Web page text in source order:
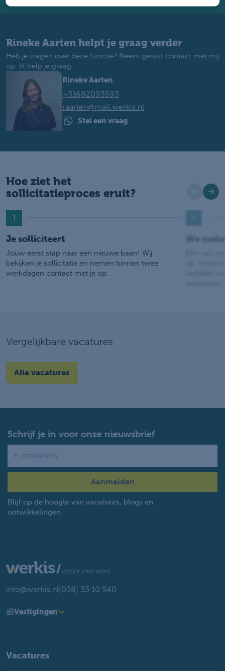
Rineke Aarten helpt je graag verder
Heb je vragen over deze functie? Neem gerust contact met mij
op. Ik help je graag.
Rineke Aarten
+31682093593
raarten@mail.werkis.nl
Stel een vraag
Hoe ziet het
sollicitatieproces eruit?
1
Je solliciteert
Jouw eerst stap naar een nieuwe baan! Wij
bekijken je sollicitatie en nemen binnen twee
werkdagen contact met je op.
We
Vergelijkbare vacatures
Alle vacatures
Schrijf je in voor onze nieuwsbrief
Blijf op de hoogte van vacatures, blogs en
ontwikkelingen.
info@werkis.nl(038) 33 10 540
Vestigingen
Vacatures